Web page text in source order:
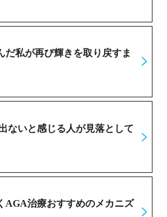
だ私が再び輝きを取り戻すま
ないと感じる人が見落として
AGA治療おすすめのメカニズ